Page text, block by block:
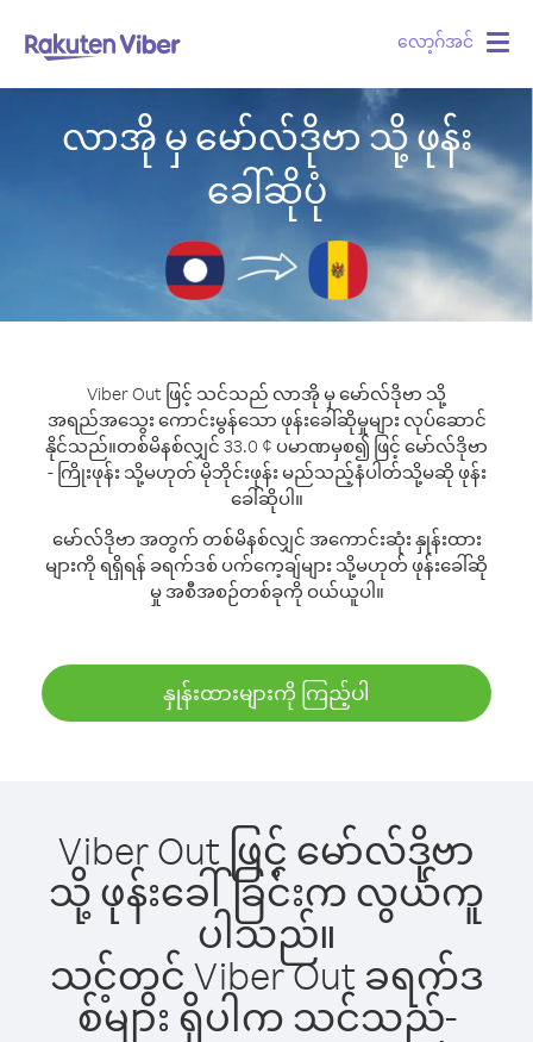
လော့ဂ်အင်
လာအို မှ မော်လ်ဒိုဗာ သို့ ဖုန်း
ခေါ်ဆိုပုံ
Viber Out ဖြင့် သင်သည် လာအို မှ မော်လ်ဒိုဗာ သို့
အရည်အသွေး ကောင်းမွန်သော ဖုန်းခေါ်ဆိုမှုများ လုပ်ဆောင်
နိုင်သည်။တစ်မိနစ်လျှင် 33.0 ¢ ပမာဏမှစ၍ ဖြင့် မော်လ်ဒိုဗာ
- ကြိုးဖုန်း သို့မဟုတ် မိုဘိုင်းဖုန်း မည်သည့်နံပါတ်သို့မဆို ဖုန်း
ခေါ်ဆိုပါ။
မော်လ်ဒိုဗာ အတွက် တစ်မိနစ်လျှင် အကောင်းဆုံး နှုန်းထား
များကို ရရှိရန် ခရက်ဒစ် ပက်ကေ့ချ်များ သို့မဟုတ် ဖုန်းခေါ်ဆို
မှု အစီအစဉ်တစ်ခုကို ဝယ်ယူပါ။
နှုန်းထားများကို ကြည့်ပါ
Viber Out ဖြင့် မော်လ်ဒိုဗာ
သို့ ဖုန်းခေါ်ခြင်းက လွယ်ကူ
ပါသည်။
သင့်တွင် Viber Out ခရက်ဒ
စ်များ ရှိပါက သင်သည်-